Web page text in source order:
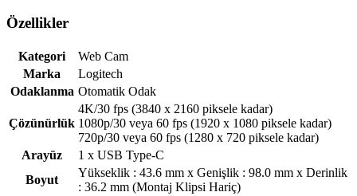
Özellikler
Kategori
Web Cam
Marka
Logitech
Odaklanma Otomatik Odak
Çözünürlük
4K/30 fps (3840 x 2160 piksele kadar)
1080p/30 veya 60 fps (1920 x 1080 piksele kadar)
720p/30 veya 60 fps (1280 x 720 piksele kadar)
Arayüz
1 x USB Type-C
Boyut
Yükseklik : 43.6 mm x Genişlik : 98.0 mm x Derinlik
: 36.2 mm (Montaj Klipsi Hariç)